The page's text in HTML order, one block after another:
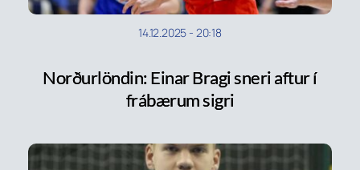
14.12.2025 - 20:18
Norðurlöndin: Einar Bragi sneri aftur í
frábærum sigri